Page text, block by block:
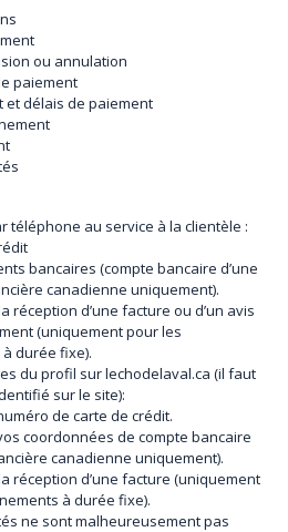
ou annulation
paiement
et délais de paiement
téléphone au service à la clientèle :
bancaires (compte bancaire d’une
canadienne uniquement).
réception d’une facture ou d’un avis
(uniquement pour les
durée fixe).
du profil sur lechodelaval.ca (il faut
sur le site):
de carte de crédit.
coordonnées de compte bancaire
canadienne uniquement).
réception d’une facture (uniquement
à durée fixe).
ne sont malheureusement pas